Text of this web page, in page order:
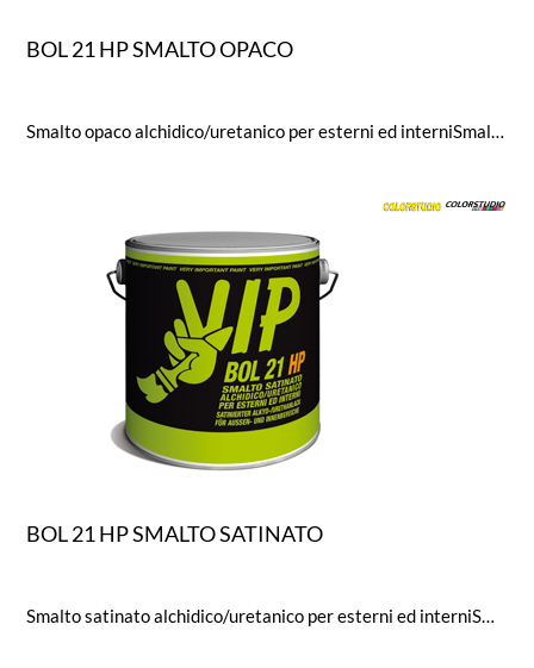
BOL 21 HP SMALTO OPACO
Smalto opaco alchidico/uretanico per esterni ed interniSmalto alchidico-uretanico opaco per legno e ferro, dotato di ottima copertura, pennellabilità, distensione eresistenza all’abrasione. Formulato con particolari additivi passivanti/inibitori che garantiscono elevatissimeresistenze agli agenti atmosferici nel tempo. Valore di brillantezza secondo ISO 2813: 10 gloss circa.
BOL 21 HP SMALTO SATINATO
Smalto satinato alchidico/uretanico per esterni ed interniSmalto alchidico-uretanico satinato per legno e ferro, dotato di ottima copertura, pennellabilità, distensione eresistenza all’abrasione. Formulato con particolari additivi passivanti/inibitori che garantiscono elevatissimeresistenze agli agenti atmosferici nel tempo. Valore di brillantezza secondo ISO 2813: 35 gloss.